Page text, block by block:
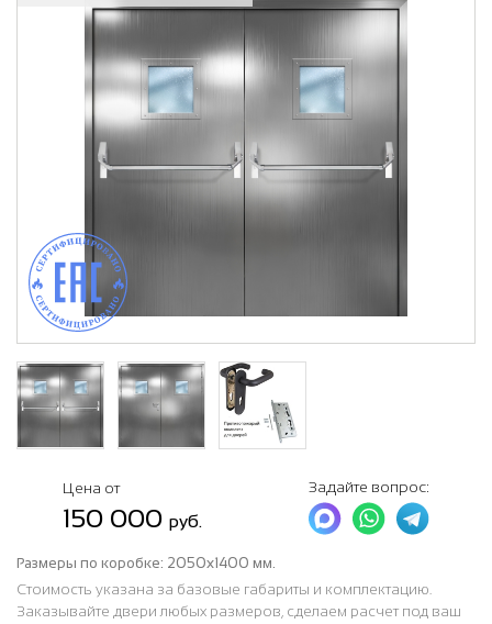
Цена от
150 000руб.
Задайте вопрос:
Размеры по коробке: 2050х1400 мм.
Стоимость указана за базовые габариты и комплектацию.
Заказывайте двери любых размеров, сделаем расчет под ваш